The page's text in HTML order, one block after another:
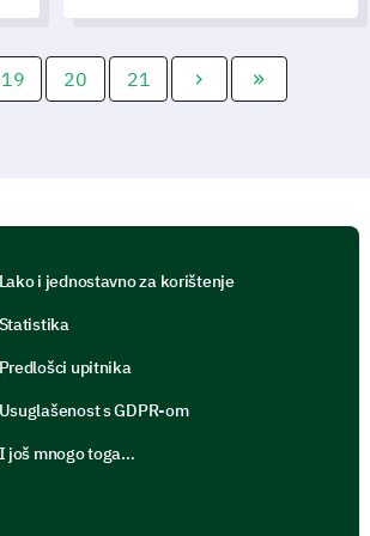
poboljšanje.
19 20 21
i jednostavno za korištenje
upitnika
s GDPR-om
još mnogo toga…